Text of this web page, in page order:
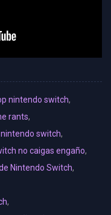
nintendo switch,
rants,
switch,
no caigas engaño,
Nintendo Switch,
,